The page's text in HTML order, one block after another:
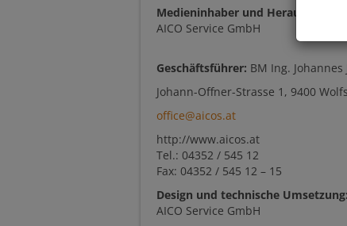
Medieninhaber und Herausgeber:
AICO Service GmbH
Geschäftsführer: BM Ing. Johannes
Johann-Offner-Strasse 1, 9400
office@aicos.at
http://www.aicos.at
Tel.: 04352 / 545 12
Fax: 04352 / 545 12 – 15
Design und technische Umsetzung:
AICO Service GmbH